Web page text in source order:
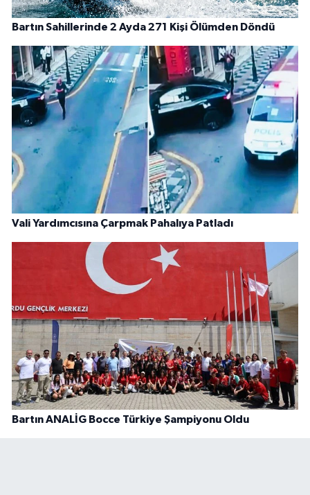
Bartın Sahillerinde 2 Ayda 271 Kişi Ölümden Döndü
Vali Yardımcısına Çarpmak Pahalıya Patladı
Bartın ANALİG Bocce Türkiye Şampiyonu Oldu